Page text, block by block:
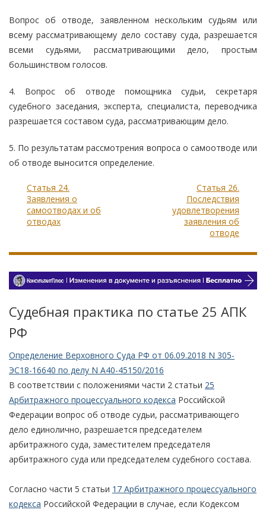
Вопрос об отводе, заявленном нескольким судьям или
всему рассматривающему дело составу суда, разрешается
всеми судьями, рассматривающими дело, простым
большинством голосов.
4. Вопрос об отводе помощника судьи, секретаря
судебного заседания, эксперта, специалиста, переводчика
разрешается составом суда, рассматривающим дело.
5. По результатам рассмотрения вопроса о самоотводе или
об отводе выносится определение.
Статья 24.
Заявления о
самоотводах и об
отводах
Статья 26.
Последствия
удовлетворения
заявления об
отводе
Судебная практика по статье 25 АПК
РФ
Определение Верховного Суда РФ от 06.09.2018 N 305-
ЭС18-16640 по делу N А40-45150/2016
В соответствии с положениями части 2 статьи 25
Арбитражного процессуального кодекса Российской
Федерации вопрос об отводе судьи, рассматривающего
дело единолично, разрешается председателем
арбитражного суда, заместителем председателя
арбитражного суда или председателем судебного состава.
Согласно части 5 статьи 17 Арбитражного процессуального
кодекса Российской Федерации в случае, если Кодексом